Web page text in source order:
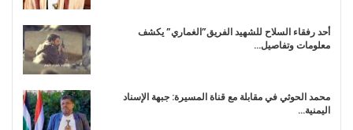
أحد رفقاء السلاح للشهيد الفريق”الغماري” يكشف
معلومات وتفاصيل…
محمد الحوثي في مقابلة مع قناة المسيرة: جبهة الإسناد
اليمنية…